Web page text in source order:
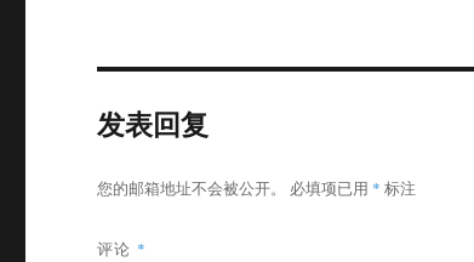
发表回复
您的邮箱地址不会被公开。 必填项已用 * 标注
评论 *